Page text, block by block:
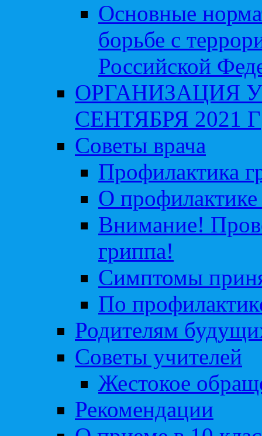
Основные
борьбе с
Российской
ОРГАНИЗАЦИЯ
СЕНТЯБРЯ 2021 Г
Советы врача
Профилактика
О профилактике
Внимание!
гриппа!
Симптомы
По
Родителям
Советы учителей
Жестокое
Рекомендации